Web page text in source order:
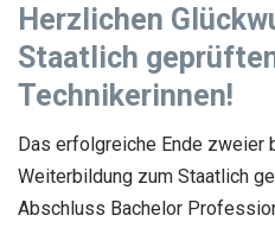
Herzlichen
Staatlich
Technikerinnen!
Das erfolgreiche Ende zweier
Weiterbildung zum Staatlich
Abschluss Bachelor